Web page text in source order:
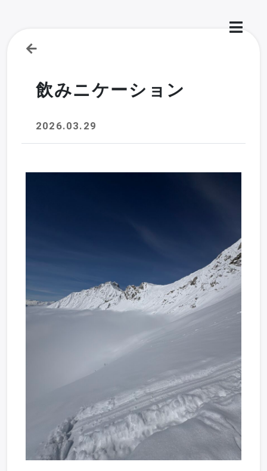
飲みニケーション
2026.03.29